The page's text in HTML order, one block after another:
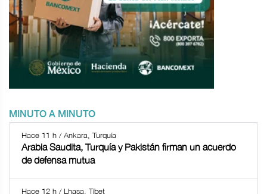
MINUTO A MINUTO
Hace 11 h / Ankara, Turquía
Arabia Saudita, Turquía y Pakistán firman un acuerdo
de defensa mutua
Hace 12 h / Lhasa, Tíbet